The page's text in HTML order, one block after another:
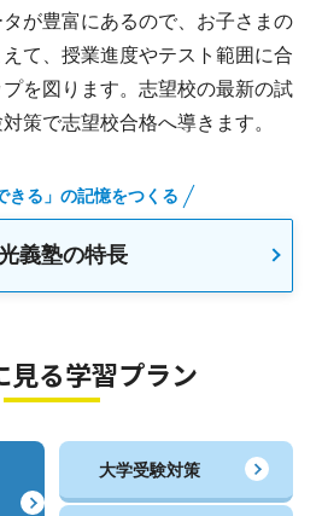
が豊富にあるので、お子さまの
て、授業進度やテスト範囲に合
を図ります。志望校の最新の試
策で志望校合格へ導きます。
きる」の記憶をつくる
義塾の特長
見る学習プラン
大学受験対策